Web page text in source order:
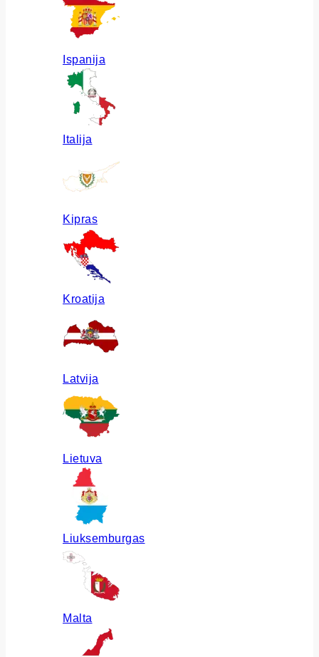
Ispanija
Italija
Kipras
Kroatija
Latvija
Lietuva
Liuksemburgas
Malta